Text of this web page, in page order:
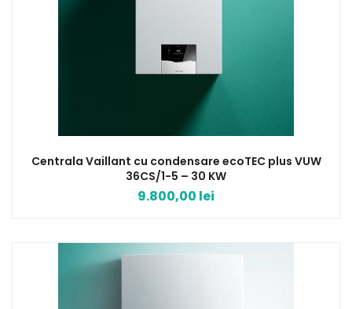
Centrala Vaillant cu condensare ecoTEC plus VUW
36CS/1-5 – 30 KW
9.800,00 lei